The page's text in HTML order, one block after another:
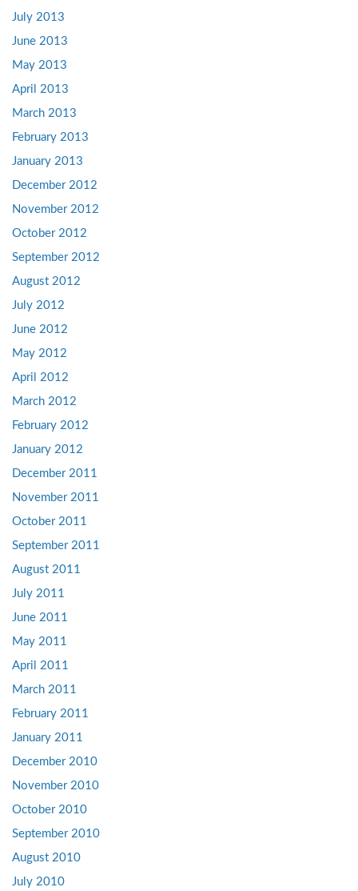
July 2013
June 2013
May 2013
April 2013
March 2013
February 2013
January 2013
December 2012
November 2012
October 2012
September 2012
August 2012
July 2012
June 2012
May 2012
April 2012
March 2012
February 2012
January 2012
December 2011
November 2011
October 2011
September 2011
August 2011
July 2011
June 2011
May 2011
April 2011
March 2011
February 2011
January 2011
December 2010
November 2010
October 2010
September 2010
August 2010
July 2010